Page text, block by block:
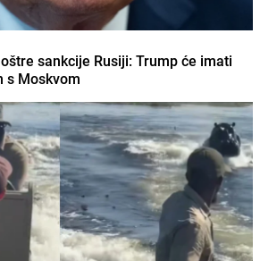
sankcije Rusiji: Trump će imati
s Moskvom